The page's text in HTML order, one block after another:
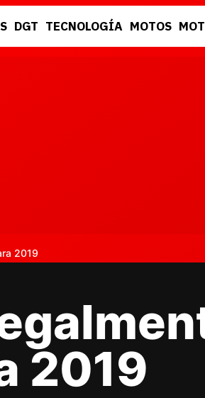
DGT TECNOLOGÍA MOTOS
2019
2019